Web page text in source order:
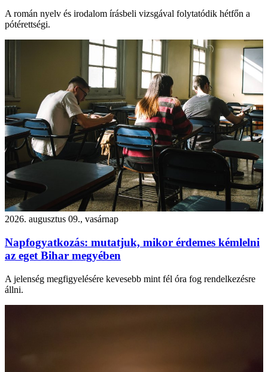
A román nyelv és irodalom írásbeli vizsgával folytatódik hétfőn a
pótérettségi.
2026. augusztus 09., vasárnap
Napfogyatkozás: mutatjuk, mikor érdemes kémlelni
az eget Bihar megyében
A jelenség megfigyelésére kevesebb mint fél óra fog rendelkezésre
állni.